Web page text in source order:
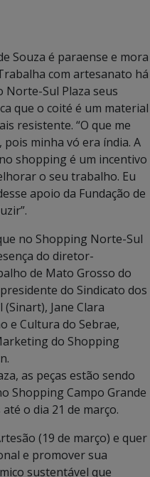
Souza é paraense e mora
com artesanato há
Norte-Sul Plaza seus
que o coité é um material
resistente. “O que me
minha vó era índia. A
shopping é um incentivo
o seu trabalho. Eu
apoio da Fundação de
no Shopping Norte-Sul
do diretor-
de Mato Grosso do
do Sindicato dos
Jane Clara
e Cultura do Sebrae,
do Shopping
as peças estão sendo
Shopping Campo Grande
o dia 21 de março.
(19 de março) e quer
e promover sua
sustentável que